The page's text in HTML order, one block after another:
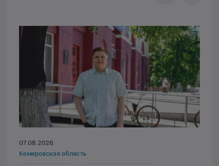
07.08.2026
Кемеровская область